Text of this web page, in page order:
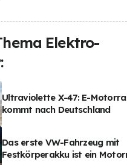
Elektro-
Ultraviolette X-47: E-
kommt nach Deutschland
Das erste VW-Fahrzeug mit
Festkörperakku ist ein